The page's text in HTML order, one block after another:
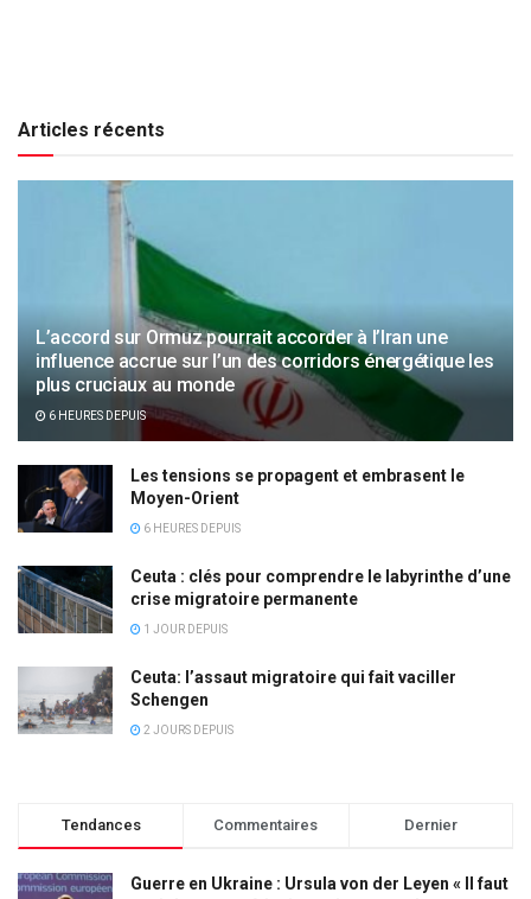
Articles récents
L’accord sur Ormuz pourrait accorder à l’Iran une
influence accrue sur l’un des corridors énergétique les
plus cruciaux au monde
6 HEURES DEPUIS
Les tensions se propagent et embrasent le
Moyen-Orient
6 HEURES DEPUIS
Ceuta : clés pour comprendre le labyrinthe d’une
crise migratoire permanente
1 JOUR DEPUIS
Ceuta: l’assaut migratoire qui fait vaciller
Schengen
2 JOURS DEPUIS
Tendances Commentaires Dernier
Guerre en Ukraine : Ursula von der Leyen « Il faut